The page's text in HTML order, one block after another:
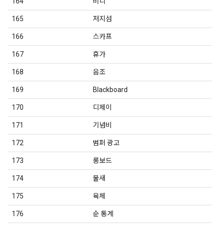
165 저지섬
166 스카프
167 휴가
168 음조
169 Blackboard
170 디제이
171 기념비
172 범퍼 광고
173 롱보드
174 물새
175 육체
176 순 통계